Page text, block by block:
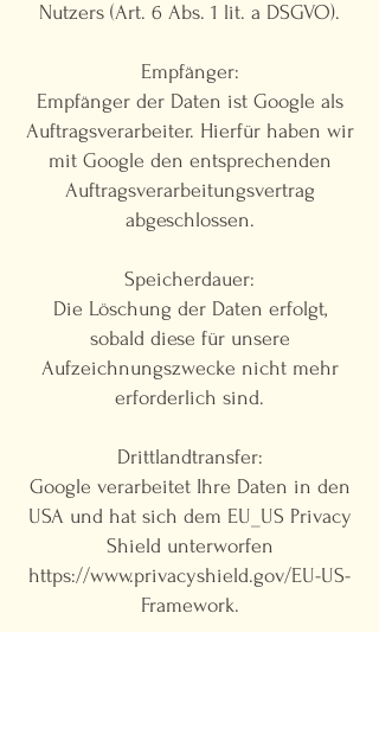
Nutzers (Art. 6 Abs. 1 lit. a DSGVO).
Empfänger:
Empfänger der Daten ist Google als
Auftragsverarbeiter. Hierfür haben wir
mit Google den entsprechenden
Auftragsverarbeitungsvertrag
abgeschlossen.
Speicherdauer:
Die Löschung der Daten erfolgt,
sobald diese für unsere
Aufzeichnungszwecke nicht mehr
erforderlich sind.
Drittlandtransfer:
Google verarbeitet Ihre Daten in den
USA und hat sich dem EU_US Privacy
Shield unterworfen
https://www.privacyshield.gov/EU-US-
Framework.